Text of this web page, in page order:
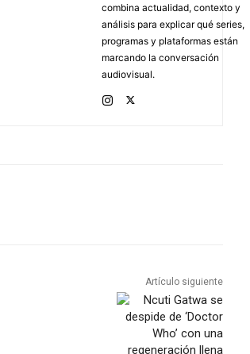
combina actualidad, contexto y
análisis para explicar qué series,
programas y plataformas están
marcando la conversación
audiovisual.
Artículo siguiente